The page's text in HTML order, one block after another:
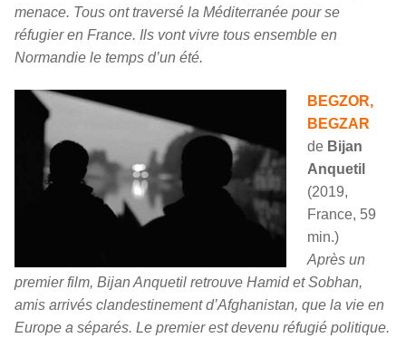
menace. Tous ont traversé la Méditerranée pour se
réfugier en France. Ils vont vivre tous ensemble en
Normandie le temps d’un été.
BEGZOR,
BEGZAR
de Bijan
Anquetil
(2019,
France, 59
min.)
Après un
premier film, Bijan Anquetil retrouve Hamid et Sobhan,
amis arrivés clandestinement d’Afghanistan, que la vie en
Europe a séparés. Le premier est devenu réfugié politique.